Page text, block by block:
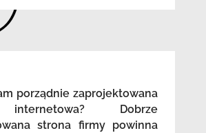
porządnie zaprojektowana
Dobrze
strona firmy powinna